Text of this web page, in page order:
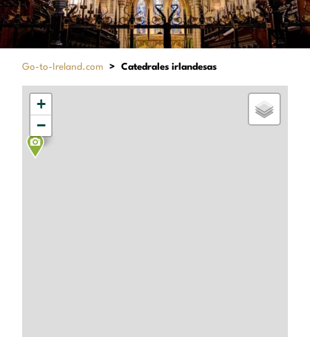
Go-to-Ireland.com > Catedrales irlandesas
+
−